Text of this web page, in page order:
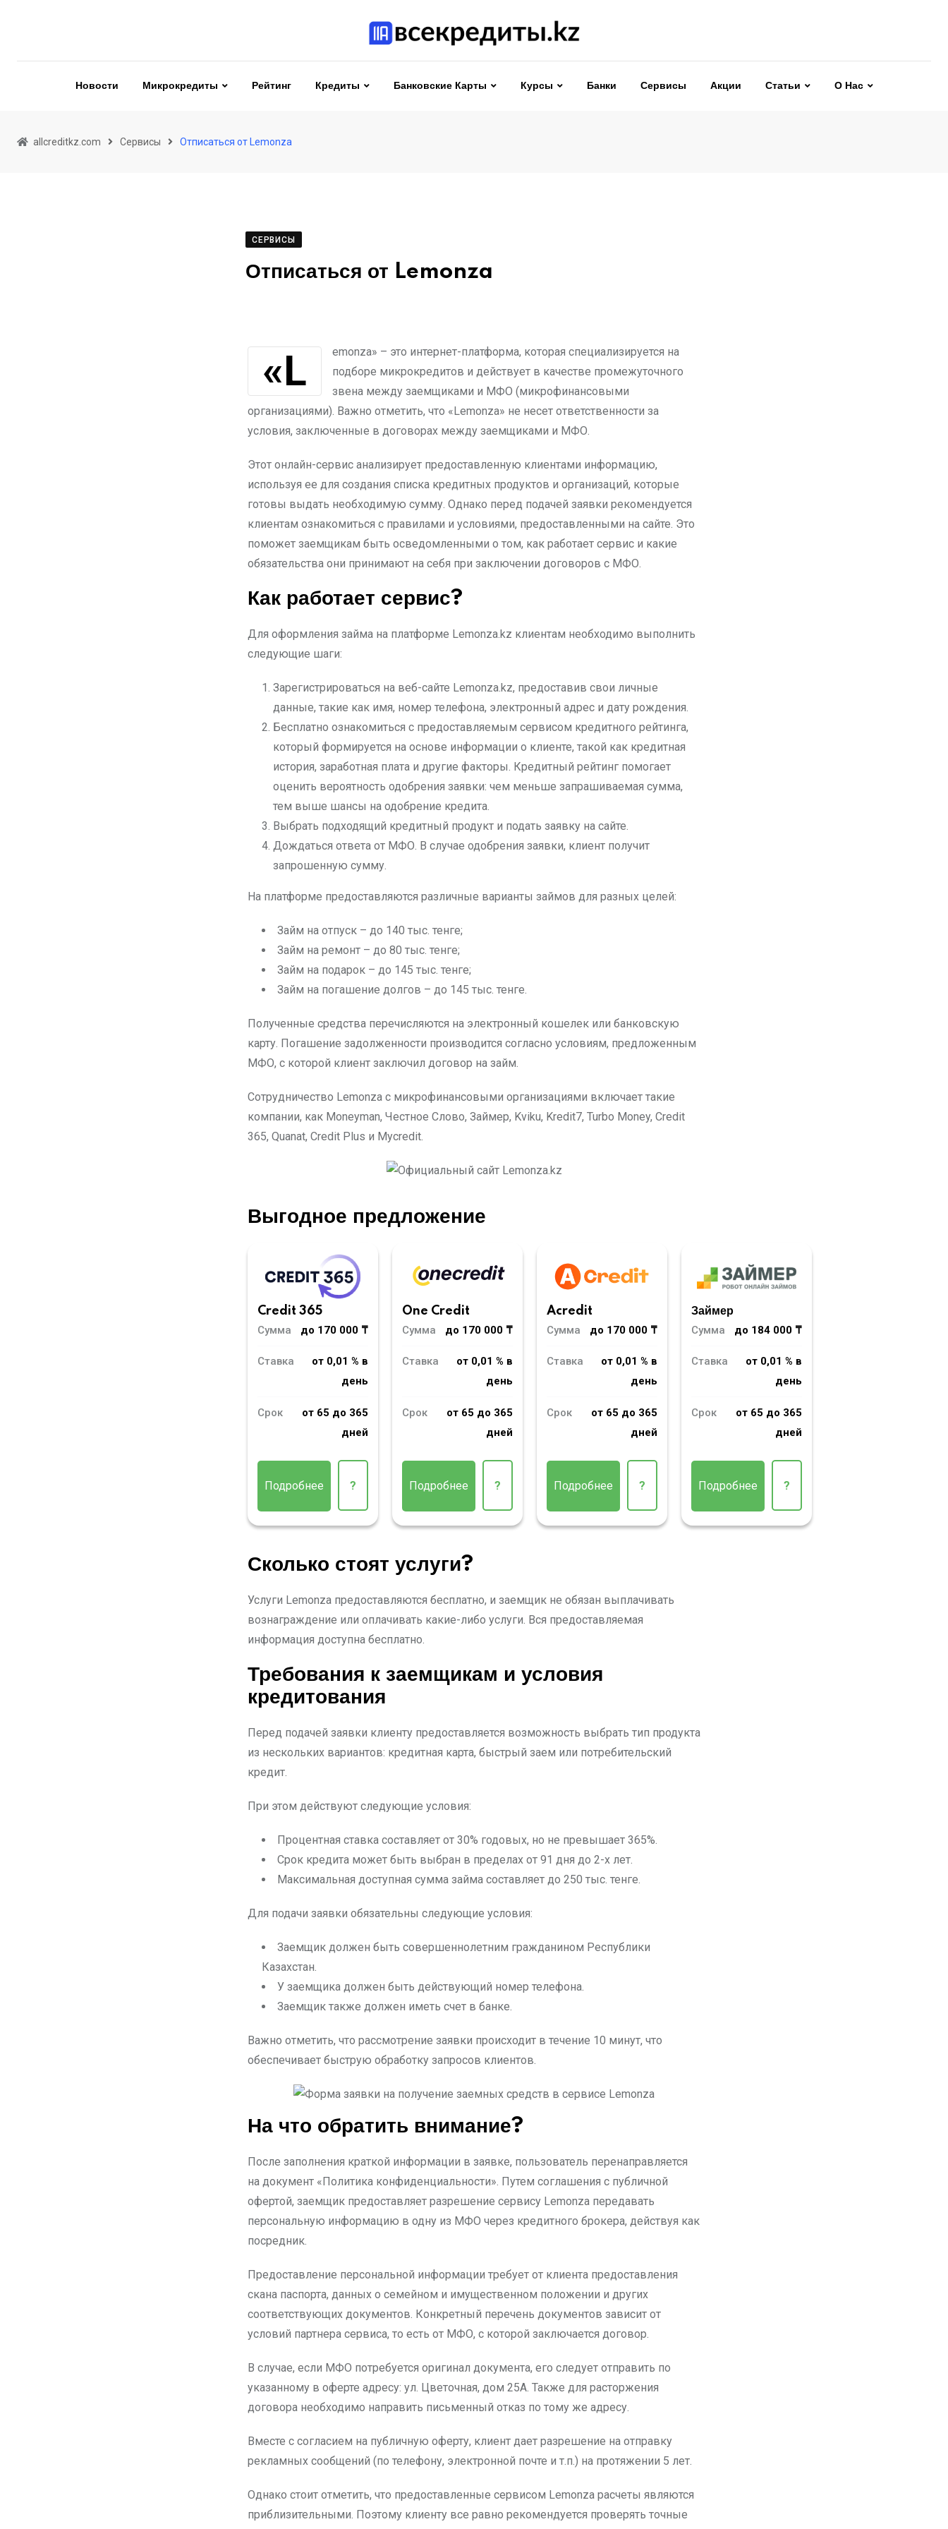
Новости Микрокредиты Рейтинг Кредиты Банковские Карты Курсы Банки Сервисы Акции Статьи О Нас
allcreditkz.com Сервисы Отписаться от Lemonza
СЕРВИСЫ
Отписаться от Lemonza
«Lemonza» – это интернет-платформа, которая специализируется на
подборе микрокредитов и действует в качестве промежуточного
звена между заемщиками и МФО (микрофинансовыми
организациями). Важно отметить, что «Lemonza» не несет ответственности за
условия, заключенные в договорах между заемщиками и МФО.
Этот онлайн-сервис анализирует предоставленную клиентами информацию,
используя ее для создания списка кредитных продуктов и организаций, которые
готовы выдать необходимую сумму. Однако перед подачей заявки рекомендуется
клиентам ознакомиться с правилами и условиями, предоставленными на сайте. Это
поможет заемщикам быть осведомленными о том, как работает сервис и какие
обязательства они принимают на себя при заключении договоров с МФО.
Как работает сервис?
Для оформления займа на платформе Lemonza.kz клиентам необходимо выполнить
следующие шаги:
Зарегистрироваться на веб-сайте Lemonza.kz, предоставив свои личные
данные, такие как имя, номер телефона, электронный адрес и дату рождения.
Бесплатно ознакомиться с предоставляемым сервисом кредитного рейтинга,
который формируется на основе информации о клиенте, такой как кредитная
история, заработная плата и другие факторы. Кредитный рейтинг помогает
оценить вероятность одобрения заявки: чем меньше запрашиваемая сумма,
тем выше шансы на одобрение кредита.
Выбрать подходящий кредитный продукт и подать заявку на сайте.
Дождаться ответа от МФО. В случае одобрения заявки, клиент получит
запрошенную сумму.
На платформе предоставляются различные варианты займов для разных целей:
Займ на отпуск – до 140 тыс. тенге;
Займ на ремонт – до 80 тыс. тенге;
Займ на подарок – до 145 тыс. тенге;
Займ на погашение долгов – до 145 тыс. тенге.
Полученные средства перечисляются на электронный кошелек или банковскую
карту. Погашение задолженности производится согласно условиям, предложенным
МФО, с которой клиент заключил договор на займ.
Сотрудничество Lemonza с микрофинансовыми организациями включает такие
компании, как Moneyman, Честное Слово, Займер, Kviku, Kredit7, Turbo Money, Credit
365, Quanat, Credit Plus и Mycredit.
Выгодное предложение
Credit 365
Сумма
до 170 000 ₸
Ставка
от 0,01 % в
день
Срок
от 65 до 365
дней
Подробнее ?
One Credit
Сумма
до 170 000 ₸
Ставка
от 0,01 % в
день
Срок
от 65 до 365
дней
Подробнее ?
Acredit
Сумма
до 170 000 ₸
Ставка
от 0,01 % в
день
Срок
от 65 до 365
дней
Подробнее ?
Займер
Сумма
до 184 000 ₸
Ставка
от 0,01 % в
день
Срок
от 65 до 365
дней
Подробнее ?
Сколько стоят услуги?
Услуги Lemonza предоставляются бесплатно, и заемщик не обязан выплачивать
вознаграждение или оплачивать какие-либо услуги. Вся предоставляемая
информация доступна бесплатно.
Требования к заемщикам и условия
кредитования
Перед подачей заявки клиенту предоставляется возможность выбрать тип продукта
из нескольких вариантов: кредитная карта, быстрый заем или потребительский
кредит.
При этом действуют следующие условия:
Процентная ставка составляет от 30% годовых, но не превышает 365%.
Срок кредита может быть выбран в пределах от 91 дня до 2-х лет.
Максимальная доступная сумма займа составляет до 250 тыс. тенге.
Для подачи заявки обязательны следующие условия:
Заемщик должен быть совершеннолетним гражданином Республики
Казахстан.
У заемщика должен быть действующий номер телефона.
Заемщик также должен иметь счет в банке.
Важно отметить, что рассмотрение заявки происходит в течение 10 минут, что
обеспечивает быструю обработку запросов клиентов.
На что обратить внимание?
После заполнения краткой информации в заявке, пользователь перенаправляется
на документ «Политика конфиденциальности». Путем соглашения с публичной
офертой, заемщик предоставляет разрешение сервису Lemonza передавать
персональную информацию в одну из МФО через кредитного брокера, действуя как
посредник.
Предоставление персональной информации требует от клиента предоставления
скана паспорта, данных о семейном и имущественном положении и других
соответствующих документов. Конкретный перечень документов зависит от
условий партнера сервиса, то есть от МФО, с которой заключается договор.
В случае, если МФО потребуется оригинал документа, его следует отправить по
указанному в оферте адресу: ул. Цветочная, дом 25А. Также для расторжения
договора необходимо направить письменный отказ по тому же адресу.
Вместе с согласием на публичную оферту, клиент дает разрешение на отправку
рекламных сообщений (по телефону, электронной почте и т.п.) на протяжении 5 лет.
Однако стоит отметить, что предоставленные сервисом Lemonza расчеты являются
приблизительными. Поэтому клиенту все равно рекомендуется проверять точные